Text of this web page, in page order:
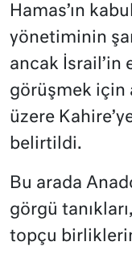
Hamas’ın
yönetiminin
ancak İsrail’in
görüşmek için
üzere
belirtildi.
Bu arada
görgü
topçu